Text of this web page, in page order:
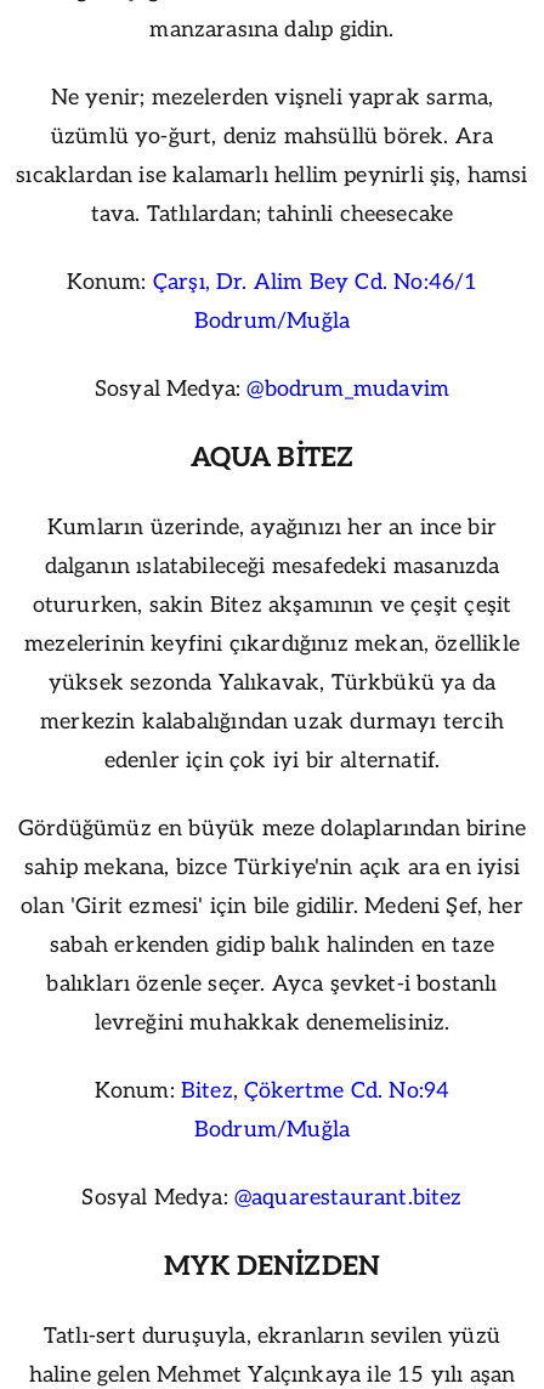
manzarasına dalıp gidin.
Ne yenir; mezelerden vişneli yaprak sarma,
üzümlü yo-ğurt, deniz mahsüllü börek. Ara
sıcaklardan ise kalamarlı hellim peynirli şiş, hamsi
tava. Tatlılardan; tahinli cheesecake
Konum: Çarşı, Dr. Alim Bey Cd. No:46/1
Bodrum/Muğla
Sosyal Medya:@bodrum_mudavim
AQUA BİTEZ
Kumların üzerinde, ayağınızı her an ince bir
dalganın ıslatabileceği mesafedeki masanızda
otururken, sakin Bitez akşamının ve çeşit çeşit
mezelerinin keyfini çıkardığınız mekan, özellikle
yüksek sezonda Yalıkavak, Türkbükü ya da
merkezin kalabalığından uzak durmayı tercih
edenler için çok iyi bir alternatif.
Gördüğümüz en büyük meze dolaplarından birine
sahip mekana, bizce Türkiye'nin açık ara en iyisi
olan 'Girit ezmesi' için bile gidilir. Medeni Şef, her
sabah erkenden gidip balık halinden en taze
balıkları özenle seçer. Ayca şevket-i bostanlı
levreğini muhakkak denemelisiniz.
Konum: Bitez, Çökertme Cd. No:94
Bodrum/Muğla
Sosyal Medya: @aquarestaurant.bitez
MYK DENİZDEN
Tatlı-sert duruşuyla, ekranların sevilen yüzü
haline gelen Mehmet Yalçınkaya ile 15 yılı aşan